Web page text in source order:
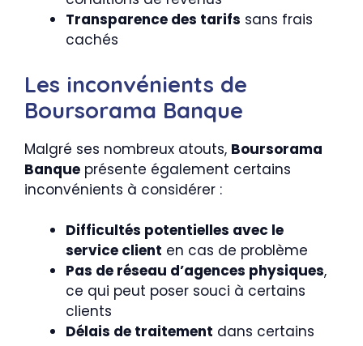
Transparence des tarifs sans frais
cachés
Les inconvénients de
Boursorama Banque
Malgré ses nombreux atouts, Boursorama
Banque présente également certains
inconvénients à considérer :
Difficultés potentielles avec le
service client en cas de problème
Pas de réseau d’agences physiques,
ce qui peut poser souci à certains
clients
Délais de traitement dans certains